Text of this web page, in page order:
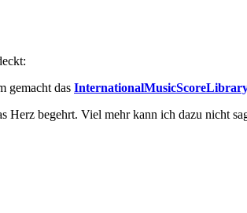
gemacht das
Herz begehrt. Viel mehr kann ich dazu nicht